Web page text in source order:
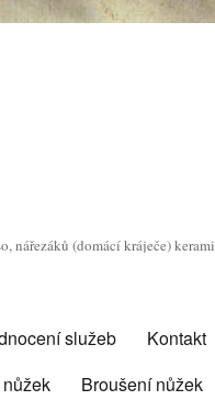
nářezáků (domácí kráječe)
služeb Kontakt
Broušení nůžek